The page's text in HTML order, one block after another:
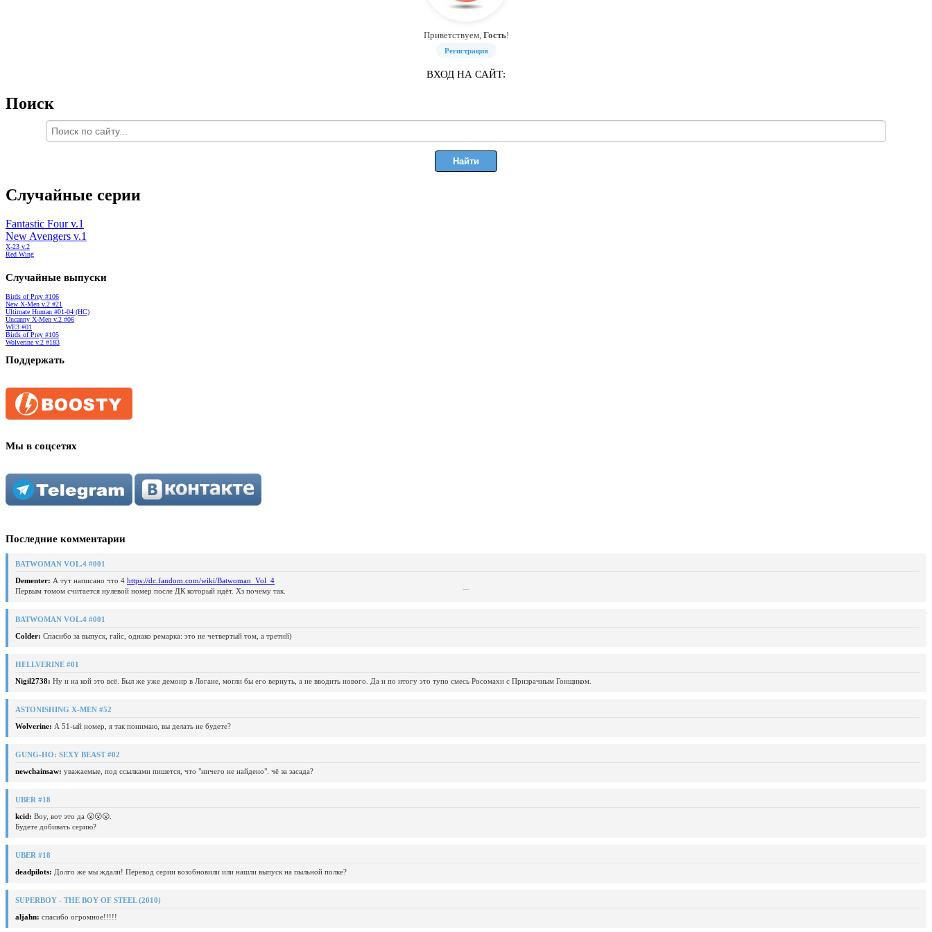
Приветствуем, Гость!
Регистрация
ВХОД НА САЙТ:
Поиск
Случайные серии
Fantastic Four v.1
New Avengers v.1
X-23 v.2
Red Wing
Случайные выпуски
Birds of Prey #106
New X-Men v.2 #21
Ultimate Human #01-04 (HC)
Uncanny X-Men v.2 #06
WE3 #01
Birds of Prey #105
Wolverine v.2 #183
Поддержать
Мы в соцсетях
Последние комментарии
BATWOMAN VOL.4 #001
Dementer: А тут написано что 4 https://dc.fandom.com/wiki/Batwoman_Vol_4
Первым томом считается нулевой номер после ДК который идёт. Хз почему так.
BATWOMAN VOL.4 #001
Colder: Спасибо за выпуск, гайс, однако ремарка: это не четвертый том, а третий)
HELLVERINE #01
Nigil2738: Ну и на кой это всё. Был же уже демонр в Логане, могли бы его вернуть, а не вводить нового. Да и по итогу это тупо смесь Росомахи с Призрачным Гонщиком.
ASTONISHING X-MEN #52
Wolverine: А 51-ый номер, я так понимаю, вы делать не будете?
GUNG-HO: SEXY BEAST #02
newchainsaw: уважаемые, под ссылками пишется, что "ничего не найдено". чё за засада?
UBER #18
kcid: Воу, вот это да 😮😮😮.
Будете добивать серию?
UBER #18
deadpilots: Долго же мы ждали! Перевод серии возобновили или нашли выпуск на пыльной полке?
SUPERBOY - THE BOY OF STEEL (2010)
aljahn: спасибо огромное!!!!!